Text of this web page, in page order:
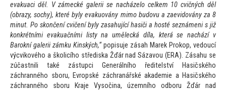
evakuaci děl. V zámecké galerii se nacházelo celkem 10 cvičných děl
(obrazy, sochy), které byly evakuovány mimo budovu a zaevidovány za 8
minut. Po skončení cvičení byly zasahující hasiči a hosté seznámeni s již
konkrétními evakuačními listy na umělecká díla, která se nachází v
Barokní galerii zámku Kinských,“popisuje zásah Marek Prokop, vedoucí
výcvikového a školicího střediska Žďár nad Sázavou (ERA). Zásahu se
zúčastnili také zástupci Generálního ředitelství Hasičského
záchranného sboru, Evropské záchranářské akademie a Hasičského
záchranného sboru Kraje Vysočina, územního odboru Žďár nad